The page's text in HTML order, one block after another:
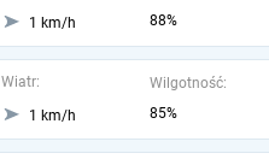
1 km/h
88%
Wiatr:
1 km/h
Wilgotność:
85%